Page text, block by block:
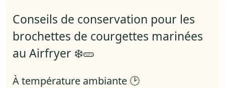
Conseils de conservation pour les
brochettes de courgettes marinées
au Airfryer ❄️🥒
À température ambiante 🕑